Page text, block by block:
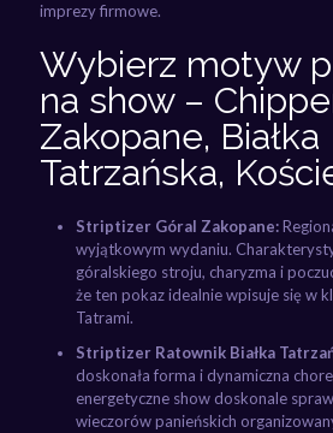
imprezy firmowe.
Wybierz motyw
na show –
Zakopane, Białka
Tatrzańska,
Striptizer Góral Zakopane:
wyjątkowym wydaniu.
góralskiego stroju, charyzma i
że ten pokaz idealnie wpisuje się w
Tatrami.
Striptizer Ratownik Białka
doskonała forma i dynamiczna
energetyczne show doskonale
wieczorów panieńskich